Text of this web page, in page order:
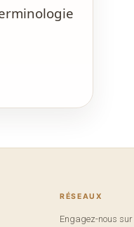
RÉSEAUX
Engagez-nous sur